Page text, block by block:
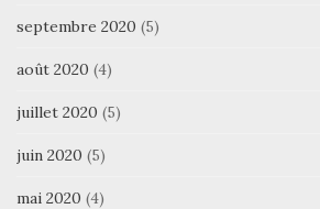
septembre 2020 (5)
août 2020 (4)
juillet 2020 (5)
juin 2020 (5)
mai 2020 (4)